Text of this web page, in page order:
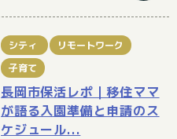
シティ
リモートワーク
子育て
長岡市保活レポ｜移住ママ
が語る入園準備と申請のス
ケジュール...